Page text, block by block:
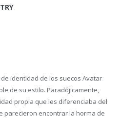
identidad de los suecos Avatar
de su estilo. Paradójicamente,
propia que les diferenciaba del
parecieron encontrar la horma de